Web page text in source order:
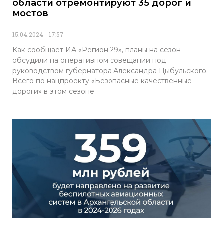
области отремонтируют 35 дорог и
мостов
15.04.2024 17:57
Как сообщает ИА «Регион 29», планы на сезон
обсудили на оперативном совещании под
руководством губернатора Александра Цыбульского.
Всего по нацпроекту «Безопасные качественные
дороги» в этом сезоне